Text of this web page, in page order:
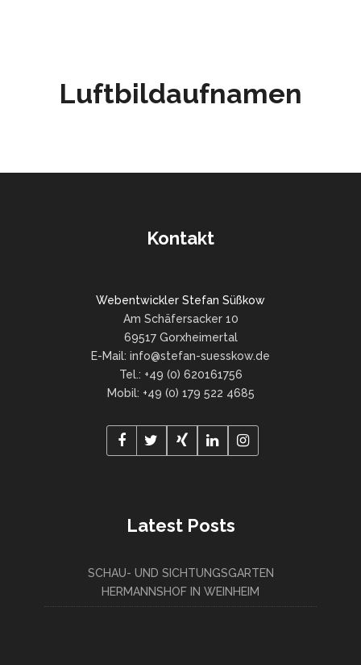
Luftbildaufnamen
Kontakt
Webentwickler Stefan Süßkow
Am Schäfersacker 10
69517 Gorxheimertal
E-Mail: info@stefan-suesskow.de
Tel.: +49 (0) 620161756
Mobil: +49 (0) 179 522 4685
Latest Posts
SCHAU- UND SICHTUNGSGARTEN
HERMANNSHOF IN WEINHEIM